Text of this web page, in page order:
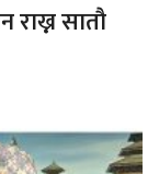
राख्न सातौ